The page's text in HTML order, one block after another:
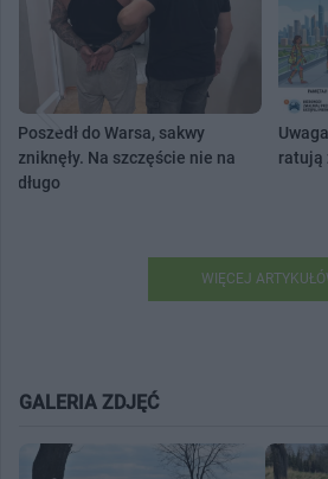
Poszedł do Warsa, sakwy
zniknęły. Na szczęście nie na
długo
ratują
WIĘCEJ
GALERIA ZDJĘĆ